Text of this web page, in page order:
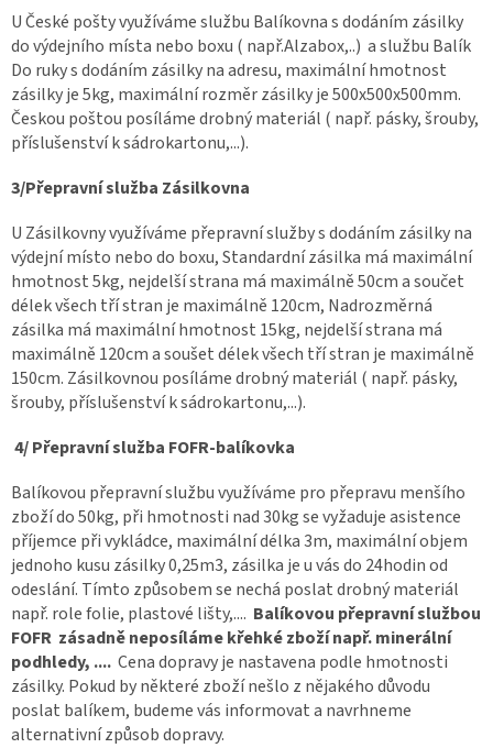
U České pošty využíváme službu Balíkovna s dodáním zásilky
do výdejního místa nebo boxu ( např.Alzabox,..) a službu Balík
Do ruky s dodáním zásilky na adresu, maximální hmotnost
zásilky je 5kg, maximální rozměr zásilky je 500x500x500mm.
Českou poštou posíláme drobný materiál ( např. pásky, šrouby,
příslušenství k sádrokartonu,...).
3/Přepravní služba Zásilkovna
U Zásilkovny využíváme přepravní služby s dodáním zásilky na
výdejní místo nebo do boxu, Standardní zásilka má maximální
hmotnost 5kg, nejdelší strana má maximálně 50cm a součet
délek všech tří stran je maximálně 120cm, Nadrozměrná
zásilka má maximální hmotnost 15kg, nejdelší strana má
maximálně 120cm a soušet délek všech tří stran je maximálně
150cm. Zásilkovnou posíláme drobný materiál ( např. pásky,
šrouby, příslušenství k sádrokartonu,...).
4/ Přepravní služba FOFR-balíkovka
Balíkovou přepravní službu využíváme pro přepravu menšího
zboží do 50kg, při hmotnosti nad 30kg se vyžaduje asistence
příjemce při vykládce, maximální délka 3m, maximální objem
jednoho kusu zásilky 0,25m3, zásilka je u vás do 24hodin od
odeslání. Tímto způsobem se nechá poslat drobný materiál
např. role folie, plastové lišty,.... Balíkovou přepravní službou
FOFR zásadně neposíláme křehké zboží např. minerální
podhledy, .... Cena dopravy je nastavena podle hmotnosti
zásilky. Pokud by některé zboží nešlo z nějakého důvodu
poslat balíkem, budeme vás informovat a navrhneme
alternativní způsob dopravy.